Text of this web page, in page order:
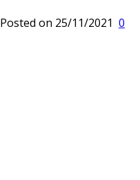
Posted on 25/11/2021 0